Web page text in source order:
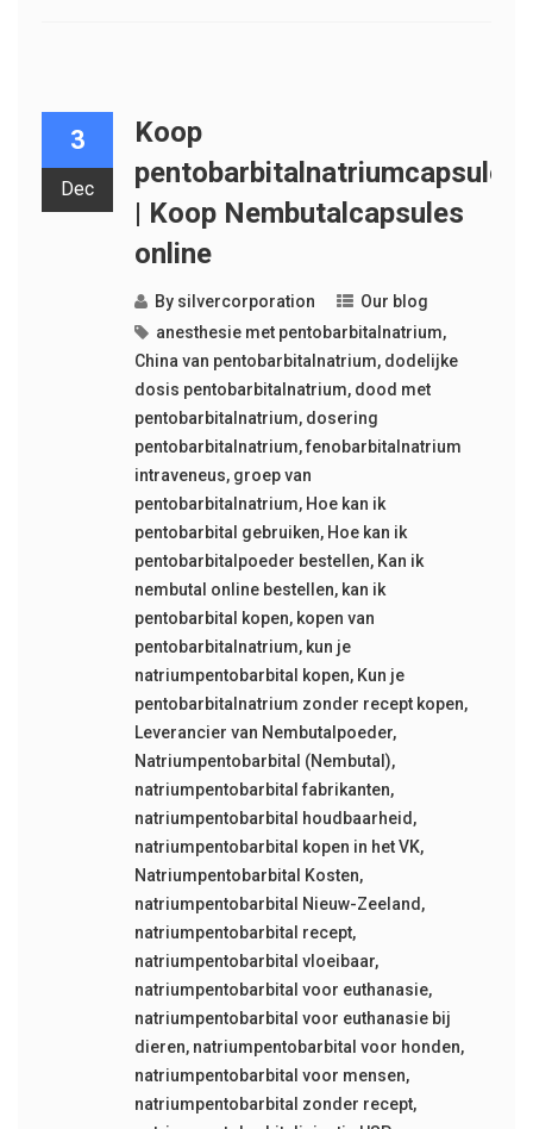
3
Dec
Koop
pentobarbitalnatriumcapsules
| Koop Nembutalcapsules
online
By silvercorporation
Our blog
anesthesie met pentobarbitalnatrium,
China van pentobarbitalnatrium, dodelijke
dosis pentobarbitalnatrium, dood met
pentobarbitalnatrium, dosering
pentobarbitalnatrium,fenobarbitalnatrium
intraveneus, groep van
pentobarbitalnatrium, Hoe kan ik
pentobarbital gebruiken, Hoe kan ik
pentobarbitalpoeder bestellen, Kan ik
nembutal online bestellen, kan ik
pentobarbital kopen, kopen van
pentobarbitalnatrium, kun je
natriumpentobarbital kopen, Kun je
pentobarbitalnatrium zonder recept kopen,
Leverancier van Nembutalpoeder,
Natriumpentobarbital (Nembutal),
natriumpentobarbital fabrikanten,
natriumpentobarbital houdbaarheid ,
natriumpentobarbital kopen in het VK,
Natriumpentobarbital Kosten,
natriumpentobarbital Nieuw-Zeeland ,
natriumpentobarbital recept,
natriumpentobarbital vloeibaar,
natriumpentobarbital voor euthanasie,
natriumpentobarbital voor euthanasie bij
dieren, natriumpentobarbital voor honden,
natriumpentobarbital voor mensen,
natriumpentobarbital zonder recept,